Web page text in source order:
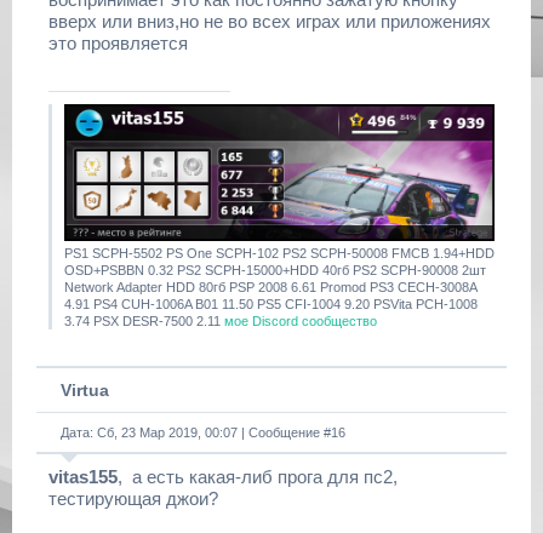
вверх или вниз,но не во всех играх или приложениях
это проявляется
PS1 SCPH-5502 PS One SCPH-102 PS2 SCPH-50008 FMCB 1.94+HDD
OSD+PSBBN 0.32 PS2 SCPH-15000+HDD 40гб PS2 SCPH-90008 2шт
Network Adapter HDD 80гб PSP 2008 6.61 Promod PS3 CECH-3008A
4.91 PS4 CUH-1006A B01 11.50 PS5 CFI-1004 9.20 PSVita PCH-1008
3.74 PSX DESR-7500 2.11 мое Discord сообщество
Virtua
Дата: Сб, 23 Мар 2019, 00:07 | Сообщение #16
vitas155, а есть какая-либ прога для пс2,
тестирующая джои?